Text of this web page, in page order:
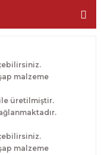
malzeme
üretilmiştir.
malzeme